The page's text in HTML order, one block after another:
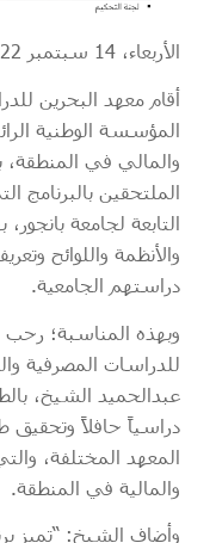
الأربعاء، 14 سبتمبر 2022
المؤسسة الوطنية
والمالي في المنطقة،
الملتحقين بالبرنامج
التابعة لجامعة
والأنظمة واللوائح
دراستهم الجامعية.
وبهذه المناسبة؛ رحب
عبدالحميد الشيخ،
دراسياً حافلاً وتحقيق
المعهد المختلفة،
والمالية في المنطقة.
وأضاف الشيخ: “تميز